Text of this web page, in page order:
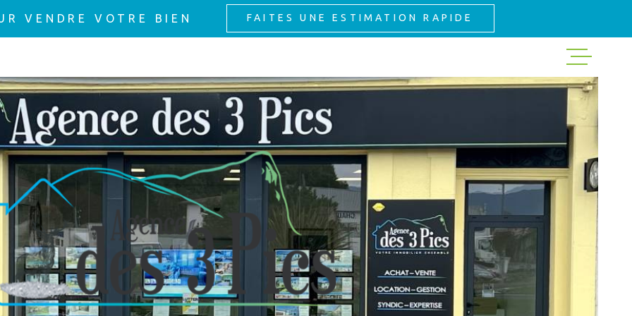
ACHETER
LOUER
GESTION
EXPERTISE
NOS VENTES
VENDRE VOTRE BIEN FAITES UNE ESTIMATION RAPIDE